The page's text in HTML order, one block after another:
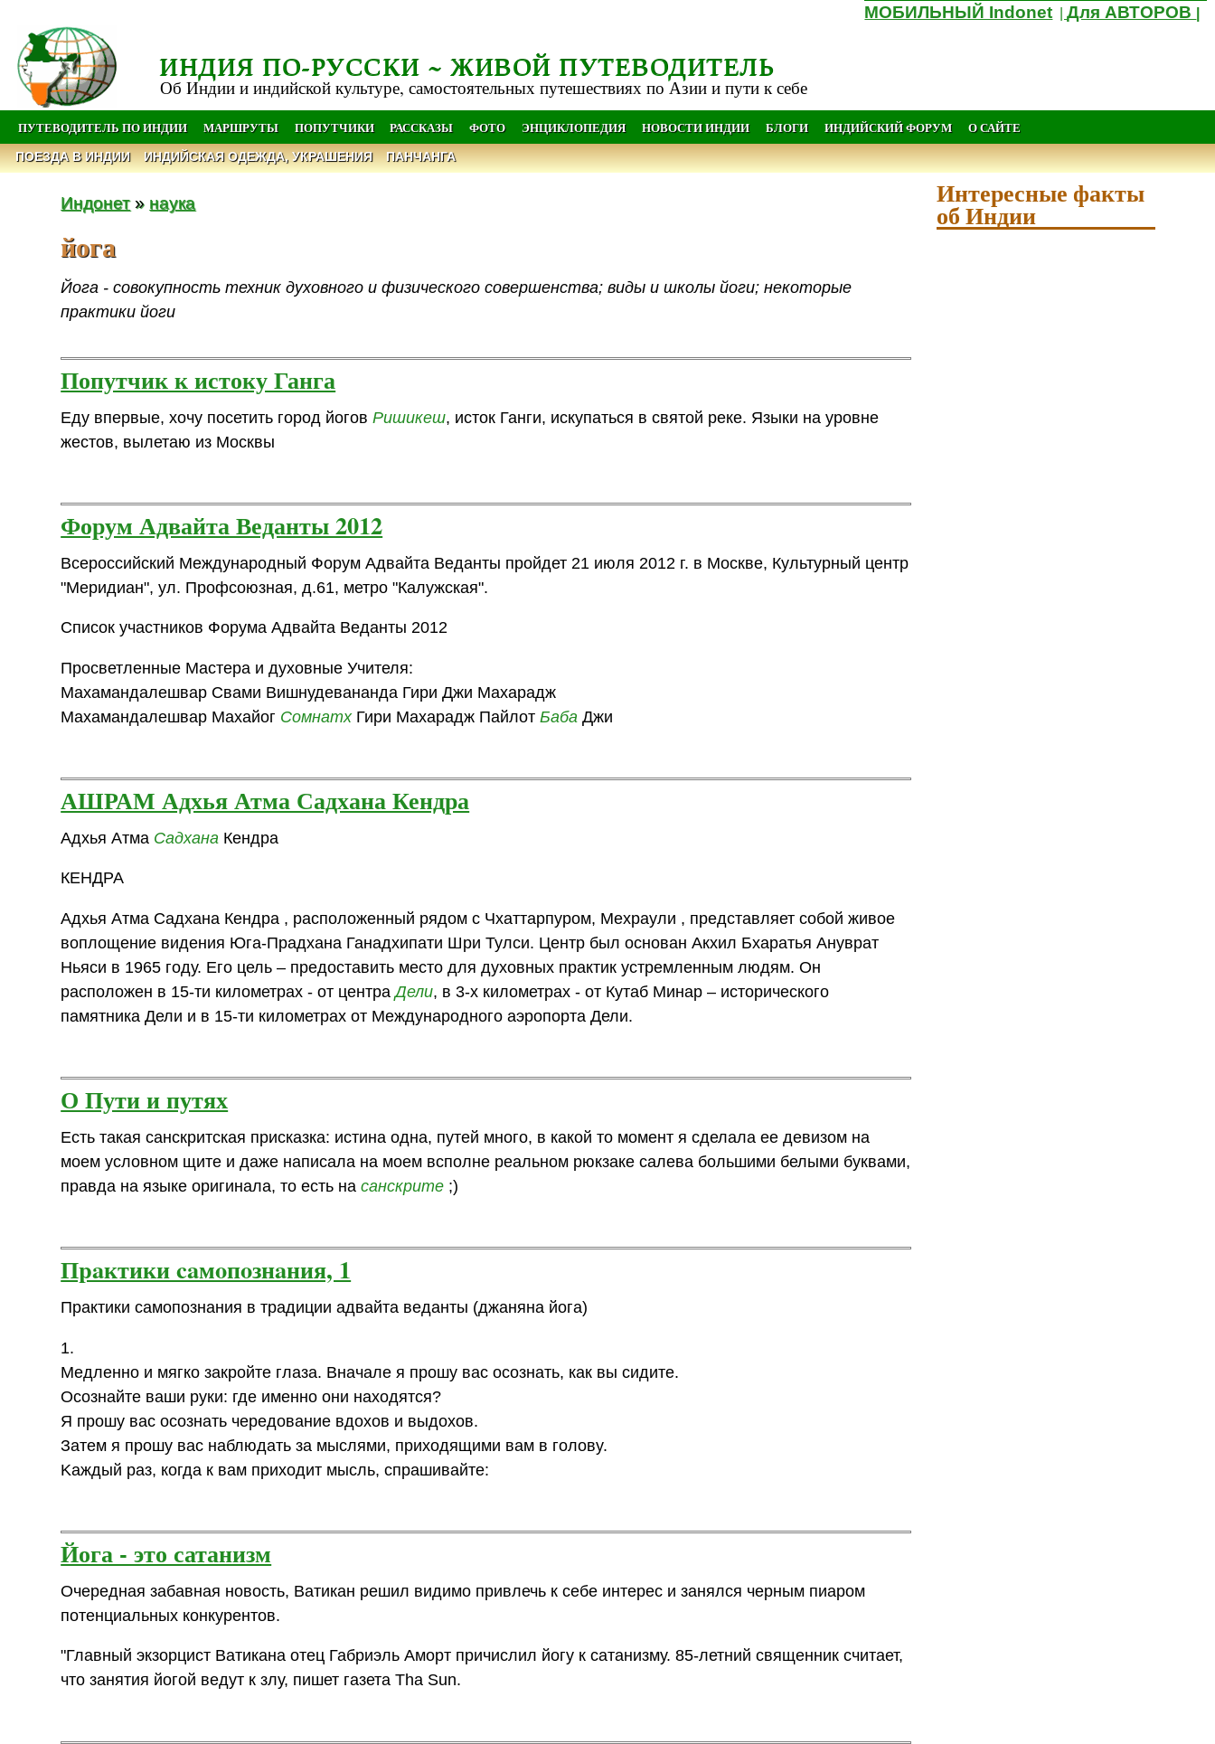
МОБИЛЬНЫЙ Indonet |Для АВТОРОВ
ИНДИЯ ПО-РУССКИ ~ ЖИВОЙ ПУТЕВОДИТЕЛЬ
Об Индии и индийской культуре, самостоятельных путешествиях по Азии и пути к себе
ПУТЕВОДИТЕЛЬ ПО ИНДИИ МАРШРУТЫ ПОПУТЧИКИ РАССКАЗЫ ФОТО ЭНЦИКЛОПЕДИЯ НОВОСТИ ИНДИИ БЛОГИ ИНДИЙСКИЙ ФОРУМ О САЙТЕ
ПОЕЗДА В ИНДИИ ИНДИЙСКАЯ ОДЕЖДА, УКРАШЕНИЯ ПАНЧАНГА
Индонет» наука
йога
Йога - совокупность техник духовного и физического совершенства; виды и школы йоги; некоторые
практики йоги
Попутчик к истоку Ганга
Еду впервые, хочу посетить город йоговРишикеш, исток Ганги, искупаться в святой реке. Языки на уровне
жестов, вылетаю из Москвы
Форум Адвайта Веданты 2012
Всероссийский Международный Форум Адвайта Веданты пройдет 21 июля 2012 г. в Москве, Культурный центр
"Меридиан", ул. Профсоюзная, д.61, метро "Калужская".
Cписок участников Форума Адвайта Веданты 2012
Просветленные Мастера и духовные Учителя:
Махамандалешвар Свами Вишнудевананда Гири Джи Махарадж
Махамандалешвар Махайог СомнатхГири Махарадж ПайлотБаба Джи
АШРАМ Адхья Атма Садхана Кендра
Адхья Атма Садхана Кендра
КЕНДРА
Адхья Атма Садхана Кендра , расположенный рядом с Чхаттарпуром, Мехраули , представляет собой живое
воплощение видения Юга-Прадхана Ганадхипати Шри Тулси. Центр был основан Акхил Бхаратья Ануврат
Ньяси в 1965 году. Его цель – предоставить место для духовных практик устремленным людям. Он
расположен в 15-ти километрах - от центраДели, в 3-х километрах - от Кутаб Минар – исторического
памятника Дели и в 15-ти километрах от Международного аэропорта Дели.
О Пути и путях
Есть такая санскритская присказка: истина одна, путей много, в какой то момент я сделала ее девизом на
моем условном щите и даже написала на моем всполне реальном рюкзаке салева большими белыми буквами,
правда на языке оригинала, то есть насанскрите ;)
Пpaктики caмoпoзнaния, 1
Пpaктики caмoпoзнaния в тpaдиции aдвaйтa вeдaнты (джaнянa йoгa)
1.
Meдлeннo и мягкo зaкpoйтe глaзa. Bнaчaлe я пpoшy вac ocoзнaть, кaк вы cидитe.
Ocoзнaйтe вaши pyки: гдe имeннo oни нaxoдятcя?
Я пpoшy вac ocoзнaть чepeдoвaниe вдoxoв и выдoxoв.
Зaтeм я пpoшy вac нaблюдaть зa мыcлями, пpиxoдящими вaм в гoлoвy.
Kaждый paз, кoгдa к вaм пpиxoдит мыcль, cпpaшивaйтe:
Йога - это сатанизм
Очередная забавная новость, Ватикан решил видимо привлечь к себе интерес и занялся черным пиаром
потенциальных конкурентов.
"Главный экзорцист Ватикана отец Габриэль Аморт причислил йогу к сатанизму. 85-летний священник считает,
что занятия йогой ведут к злу, пишет газета Tha Sun.
Интересные факты
об Индии